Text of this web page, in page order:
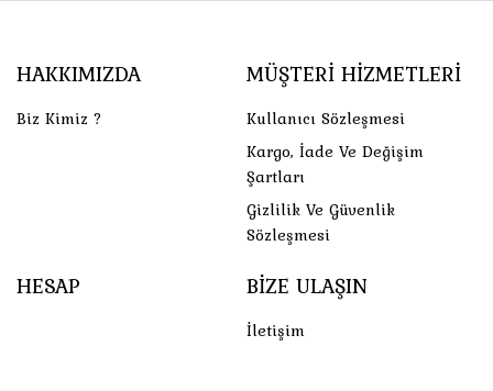
HAKKIMIZDA
Biz Kimiz ?
MÜŞTERI HIZMETLERI
Kullanıcı Sözleşmesi
Kargo, İade Ve Değişim
Şartları
Gizlilik Ve Güvenlik
Sözleşmesi
HESAP BIZE ULAŞIN
İletişim